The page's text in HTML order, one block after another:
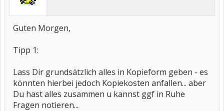
Guten Morgen,
Tipp 1:
Lass Dir grundsätzlich alles in Kopieform geben - es
könnten hierbei jedoch Kopiekosten anfallen... aber
Du hast alles zusammen u kannst ggf in Ruhe
Fragen notieren...